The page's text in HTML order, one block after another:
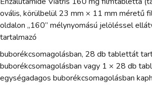
ovális, körülbelül 23 mm × 11 mm méretű
oldalon „160” mélynyomású jelöléssel
tartalmazó
buborékcsomagolásban, 28 db tablettát
buborékcsomagolásban vagy 1 × 28 db
egységadagos buborékcsomagolásban